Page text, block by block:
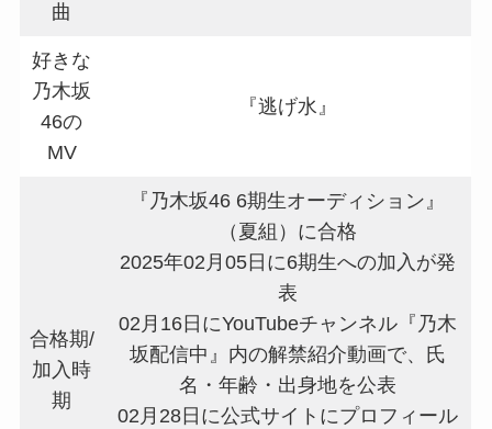
曲
好きな
乃木坂
46の
MV
『逃げ水』
合格期/
加入時
期
『乃木坂46 6期生オーディション』
（夏組）に合格
2025年02月05日に6期生への加入が発
表
02月16日にYouTubeチャンネル『乃木
坂配信中』内の解禁紹介動画で、氏
名・年齢・出身地を公表
02月28日に公式サイトにプロフィール